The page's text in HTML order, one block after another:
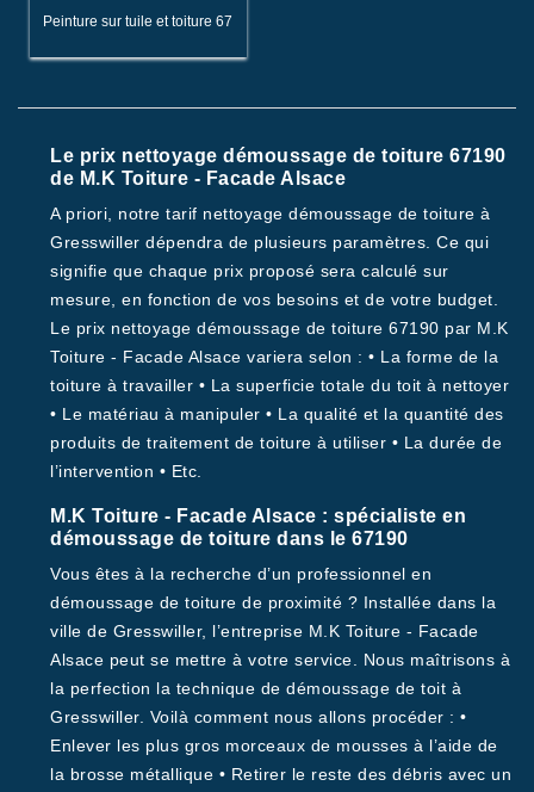
Peinture sur tuile et toiture 67
Le prix nettoyage démoussage de toiture 67190
de M.K Toiture - Facade Alsace
A priori, notre tarif nettoyage démoussage de toiture à
Gresswiller dépendra de plusieurs paramètres. Ce qui
signifie que chaque prix proposé sera calculé sur
mesure, en fonction de vos besoins et de votre budget.
Le prix nettoyage démoussage de toiture 67190 par M.K
Toiture - Facade Alsace variera selon : • La forme de la
toiture à travailler • La superficie totale du toit à nettoyer
• Le matériau à manipuler • La qualité et la quantité des
produits de traitement de toiture à utiliser • La durée de
l’intervention • Etc.
M.K Toiture - Facade Alsace : spécialiste en
démoussage de toiture dans le 67190
Vous êtes à la recherche d’un professionnel en
démoussage de toiture de proximité ? Installée dans la
ville de Gresswiller, l’entreprise M.K Toiture - Facade
Alsace peut se mettre à votre service. Nous maîtrisons à
la perfection la technique de démoussage de toit à
Gresswiller. Voilà comment nous allons procéder : •
Enlever les plus gros morceaux de mousses à l’aide de
la brosse métallique • Retirer le reste des débris avec un